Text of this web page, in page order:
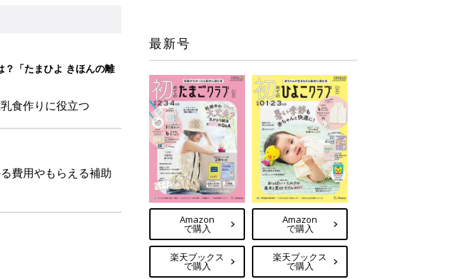
最新号
Amazon
で購入
楽天ブックス
で購入
Amazon
で購入
楽天ブックス
で購入